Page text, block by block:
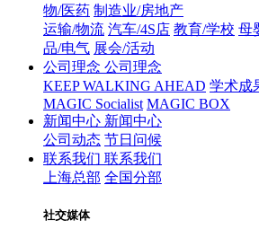
物/医药 制造业/房地产
运输/物流 汽车/4S店 教育/学校 母
品/电气 展会/活动
公司理念 公司理念
KEEP WALKING AHEAD 学术成
MAGIC Socialist MAGIC BOX
新闻中心 新闻中心
公司动态 节日问候
联系我们 联系我们
上海总部 全国分部
社交媒体